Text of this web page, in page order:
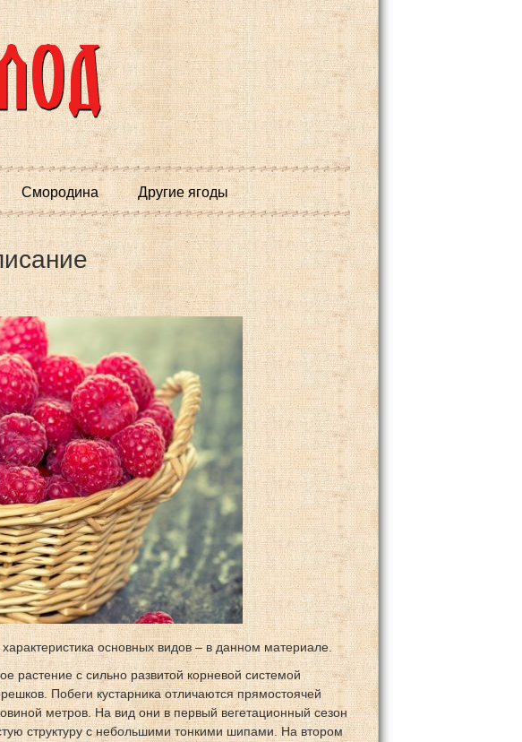
Смородина Другие ягоды
основных видов – в данном материале.
растение с сильно развитой корневой системой
Побеги кустарника отличаются прямостоячей
метров. На вид они в первый вегетационный сезон
структуру с небольшими тонкими шипами. На втором